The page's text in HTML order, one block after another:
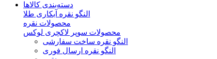
دسته‌بندی‌ کالاها
النگو نقره آبکاری طلا
محصولات نقره
محصولات سوپر لاکچری لوکس
النگو نقره ساخت سفارشی
النگو نقره ارسال فوری